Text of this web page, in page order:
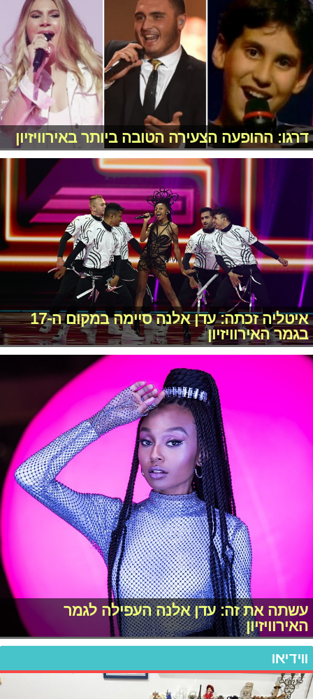
דרגו: ההופעה הצעירה הטובה ביותר באירוויזיון
איטליה זכתה: עדן אלנה סיימה במקום ה-17
בגמר האירוויזיון
עשתה את זה: עדן אלנה העפילה לגמר
האירוויזיון
ווידיאו